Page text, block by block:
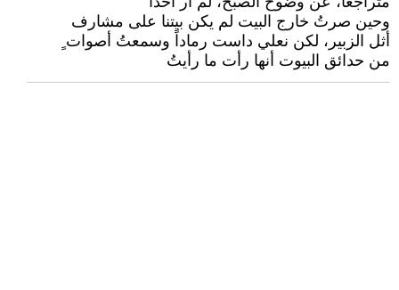
وحين صرتُ خارج البيت لم يكن بيتنا على مشارف
أثل الزبير، لكن نعلي داست رماداً وسمعتُ أصوات ٍ
من حدائق البيوت أنها رأت ما رأيتُ